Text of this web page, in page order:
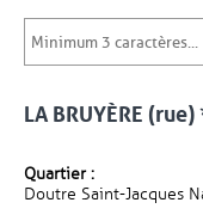
LA BRUYÈRE (rue)
Quartier :
Doutre Saint-Jacques